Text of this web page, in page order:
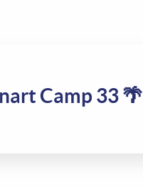
Camp 33 🌴